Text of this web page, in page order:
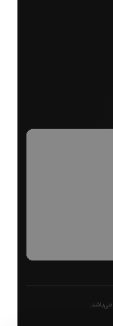
می‌باشد.